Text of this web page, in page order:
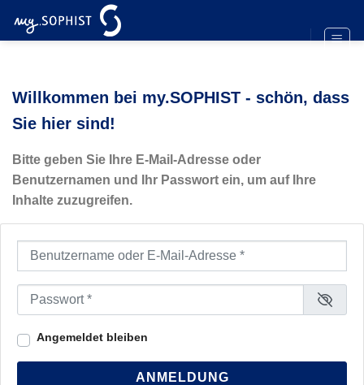
Inhalt
Willkommen bei my.SOPHIST - schön, dass
Sie hier sind!
Bitte geben Sie Ihre E-Mail-Adresse oder
Benutzernamen und Ihr Passwort ein, um auf Ihre
Inhalte zuzugreifen.
Benutzername oder E-Mail-Adresse
Passwort
Angemeldet bleiben
ANMELDUNG